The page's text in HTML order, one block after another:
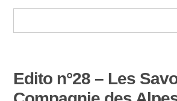
Edito n°28 – Les